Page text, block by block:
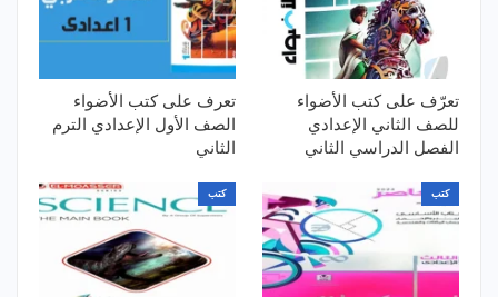
تعرّف على كتب الأضواء
للصف الثاني الإعدادي
الفصل الدراسي الثاني
تعرف على كتب الأضواء
الصف الأول الإعدادي الترم
الثاني
كتب كتب